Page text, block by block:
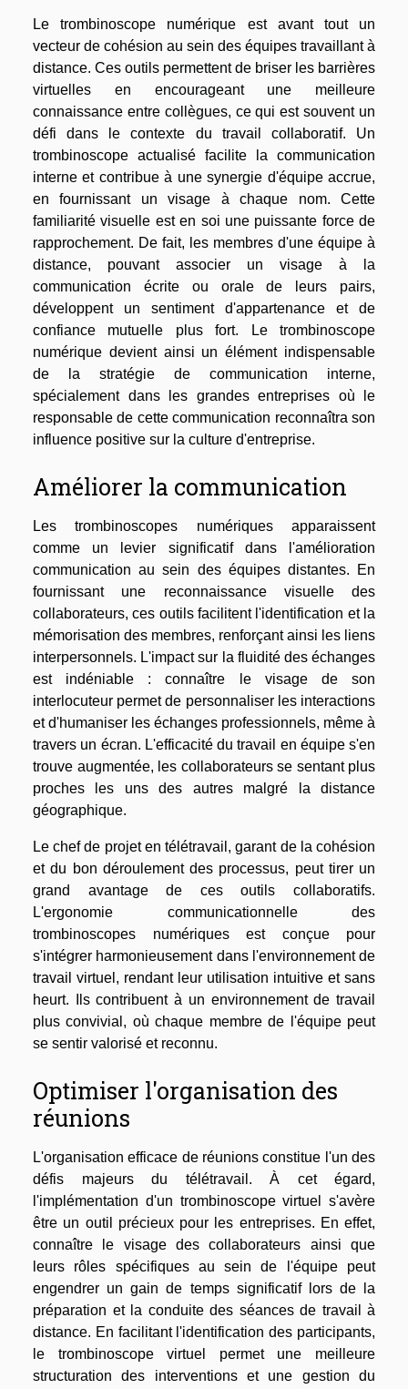
Le trombinoscope numérique est avant tout un
vecteur de cohésion au sein des équipes travaillant à
distance. Ces outils permettent de briser les barrières
virtuelles en encourageant une meilleure
connaissance entre collègues, ce qui est souvent un
défi dans le contexte du travail collaboratif. Un
trombinoscope actualisé facilite la communication
interne et contribue à une synergie d'équipe accrue,
en fournissant un visage à chaque nom. Cette
familiarité visuelle est en soi une puissante force de
rapprochement. De fait, les membres d'une équipe à
distance, pouvant associer un visage à la
communication écrite ou orale de leurs pairs,
développent un sentiment d'appartenance et de
confiance mutuelle plus fort. Le trombinoscope
numérique devient ainsi un élément indispensable
de la stratégie de communication interne,
spécialement dans les grandes entreprises où le
responsable de cette communication reconnaîtra son
influence positive sur la culture d'entreprise.
Améliorer la communication
Les trombinoscopes numériques apparaissent
comme un levier significatif dans l'amélioration
communication au sein des équipes distantes. En
fournissant une reconnaissance visuelle des
collaborateurs, ces outils facilitent l'identification et la
mémorisation des membres, renforçant ainsi les liens
interpersonnels. L'impact sur la fluidité des échanges
est indéniable : connaître le visage de son
interlocuteur permet de personnaliser les interactions
et d'humaniser les échanges professionnels, même à
travers un écran. L'efficacité du travail en équipe s'en
trouve augmentée, les collaborateurs se sentant plus
proches les uns des autres malgré la distance
géographique.
Le chef de projet en télétravail, garant de la cohésion
et du bon déroulement des processus, peut tirer un
grand avantage de ces outils collaboratifs.
L'ergonomie communicationnelle des
trombinoscopes numériques est conçue pour
s'intégrer harmonieusement dans l'environnement de
travail virtuel, rendant leur utilisation intuitive et sans
heurt. Ils contribuent à un environnement de travail
plus convivial, où chaque membre de l'équipe peut
se sentir valorisé et reconnu.
Optimiser l'organisation des
réunions
L'organisation efficace de réunions constitue l'un des
défis majeurs du télétravail. À cet égard,
l'implémentation d'un trombinoscope virtuel s'avère
être un outil précieux pour les entreprises. En effet,
connaître le visage des collaborateurs ainsi que
leurs rôles spécifiques au sein de l'équipe peut
engendrer un gain de temps significatif lors de la
préparation et la conduite des séances de travail à
distance. En facilitant l'identification des participants,
le trombinoscope virtuel permet une meilleure
structuration des interventions et une gestion du